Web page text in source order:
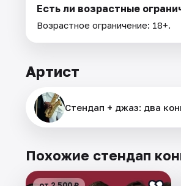
Есть ли возрастные
Возрастное ограничение: 18+.
Артист
Стендап + джаз: два
Похожие стендап